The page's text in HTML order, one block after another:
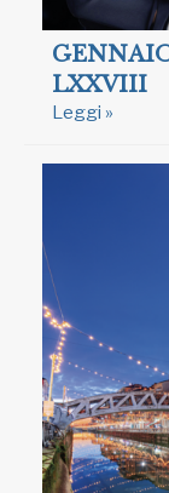
LXXVIII
Leggi »